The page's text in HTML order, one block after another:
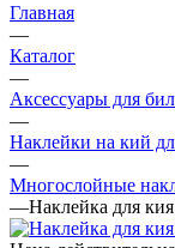
Главная
—
Каталог
—
Аксессуары для
—
Наклейки на кий
—
Многослойные
—Наклейка для